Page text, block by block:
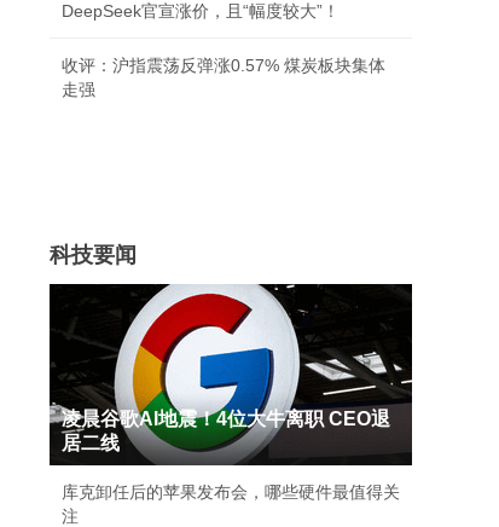
DeepSeek官宣涨价，且“幅度较大”！
收评：沪指震荡反弹涨0.57% 煤炭板块集体
走强
科技要闻
凌晨谷歌AI地震！4位大牛离职 CEO退
居二线
库克卸任后的苹果发布会，哪些硬件最值得关
注